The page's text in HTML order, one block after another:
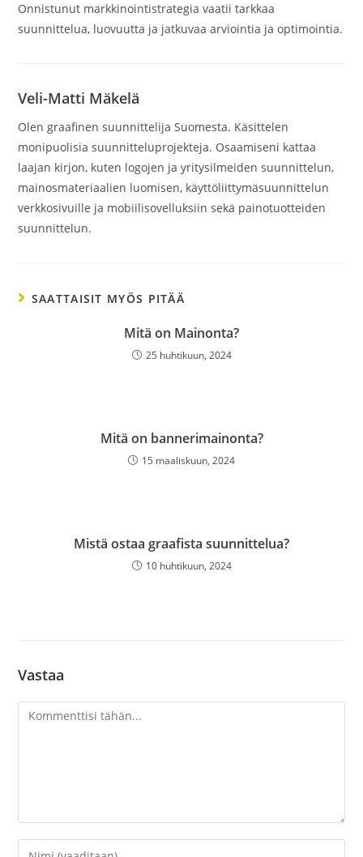
Onnistunut markkinointistrategia vaatii tarkkaa
suunnittelua, luovuutta ja jatkuvaa arviointia ja optimointia.
Veli-Matti Mäkelä
Olen graafinen suunnittelija Suomesta. Käsittelen
monipuolisia suunnitteluprojekteja. Osaamiseni kattaa
laajan kirjon, kuten logojen ja yritysilmeiden suunnittelun,
mainosmateriaalien luomisen, käyttöliittymäsuunnittelun
verkkosivuille ja mobiilisovelluksiin sekä painotuotteiden
suunnittelun.
SAATTAISIT MYÖS PITÄÄ
Mitä on Mainonta?
25 huhtikuun, 2024
Mitä on bannerimainonta?
15 maaliskuun, 2024
Mistä ostaa graafista suunnittelua?
10 huhtikuun, 2024
Vastaa
Kommentti
Kirjoita